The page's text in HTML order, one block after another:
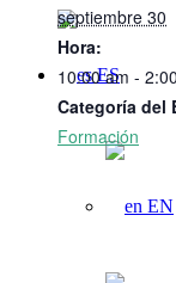
ES
EN
septiembre 30
Hora:
10:00 am -
Categoría del
Formación